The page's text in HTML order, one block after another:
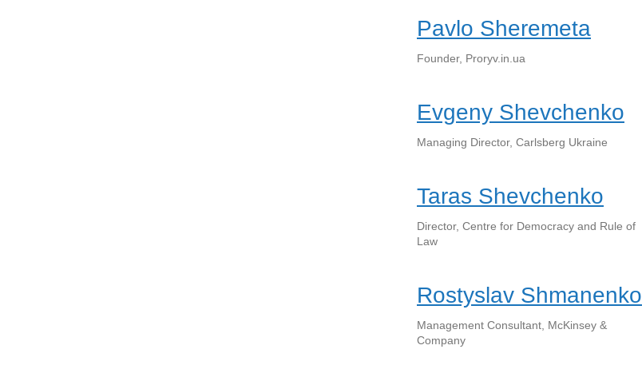
Pavlo Sheremeta
Founder, Proryv.in.ua
Evgeny Shevchenko
Managing Director, Carlsberg Ukraine
Taras Shevchenko
Director, Centre for Democracy and Rule of
Law
Rostyslav Shmanenko
Management Consultant, McKinsey &
Company